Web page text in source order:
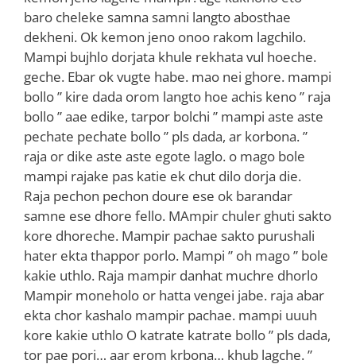
baro cheleke samna samni langto abosthae
dekheni. Ok kemon jeno onoo rakom lagchilo.
Mampi bujhlo dorjata khule rekhata vul hoeche.
geche. Ebar ok vugte habe. mao nei ghore. mampi
bollo ” kire dada orom langto hoe achis keno ” raja
bollo ” aae edike, tarpor bolchi ” mampi aste aste
pechate pechate bollo ” pls dada, ar korbona. ”
raja or dike aste aste egote laglo. o mago bole
mampi rajake pas katie ek chut dilo dorja die.
Raja pechon pechon doure ese ok barandar
samne ese dhore fello. MAmpir chuler ghuti sakto
kore dhoreche. Mampir pachae sakto purushali
hater ekta thappor porlo. Mampi ” oh mago ” bole
kakie uthlo. Raja mampir danhat muchre dhorlo
Mampir moneholo or hatta vengei jabe. raja abar
ekta chor kashalo mampir pachae. mampi uuuh
kore kakie uthlo O katrate katrate bollo ” pls dada,
tor pae pori… aar erom krbona… khub lagche. ”